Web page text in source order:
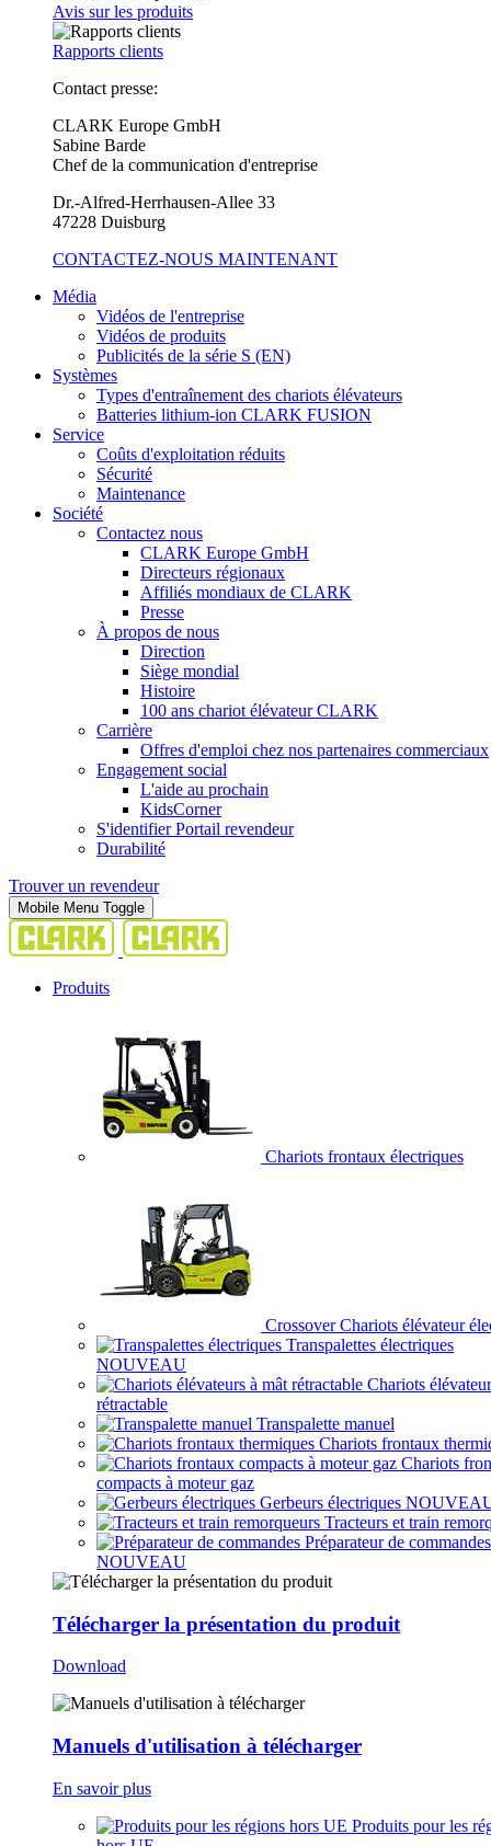
Avis sur les produits
Rapports clients
Contact presse:
CLARK Europe GmbH
Sabine Barde
Chef de la communication d'entreprise
Dr.-Alfred-Herrhausen-Allee 33
47228 Duisburg
CONTACTEZ-NOUS MAINTENANT
Média
Vidéos de l'entreprise
Vidéos de produits
Publicités de la série S (EN)
Systèmes
Types d'entraînement des chariots élévateurs
Batteries lithium-ion CLARK FUSION
Service
Coûts d'exploitation réduits
Sécurité
Maintenance
Société
Contactez nous
CLARK Europe GmbH
Directeurs régionaux
Affiliés mondiaux de CLARK
Presse
À propos de nous
Direction
Siège mondial
Histoire
100 ans chariot élévateur CLARK
Carrière
Offres d'emploi chez nos partenaires commerciaux
Engagement social
L'aide au prochain
KidsCorner
S'identifier Portail revendeur
Durabilité
Trouver un revendeur
Mobile Menu Toggle
Produits
Chariots frontaux électriques
Crossover Chariots élévateur
Transpalettes électriques
NOUVEAU
Chariots
rétractable
Transpalette manuel
Chariots frontaux
Chariots
compacts à moteur gaz
Gerbeurs électriques
Tracteurs et train
Préparateur de commandes
NOUVEAU
Télécharger la présentation du produit
Download
Manuels d'utilisation à télécharger
En savoir plus
Produits pour les